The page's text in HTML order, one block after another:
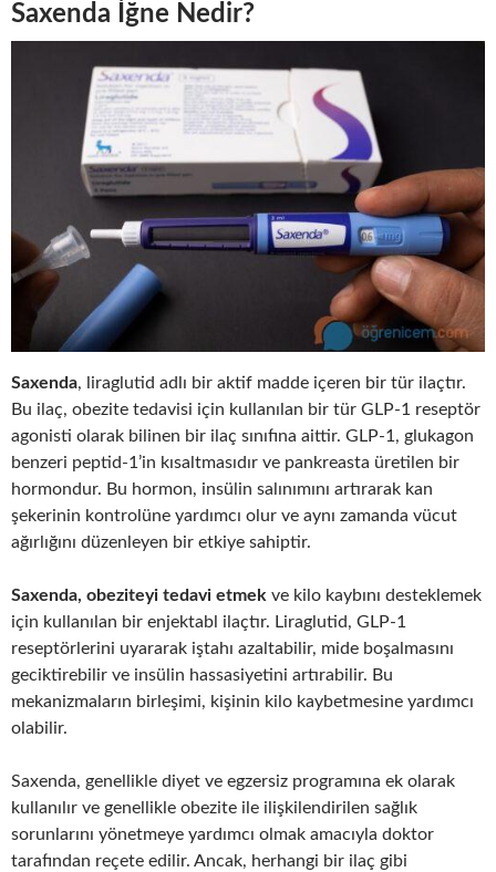
Saxenda İğne Nedir?
Saxenda, liraglutid adlı bir aktif madde içeren bir tür ilaçtır.
Bu ilaç, obezite tedavisi için kullanılan bir tür GLP-1 reseptör
agonisti olarak bilinen bir ilaç sınıfına aittir. GLP-1, glukagon
benzeri peptid-1’in kısaltmasıdır ve pankreasta üretilen bir
hormondur. Bu hormon, insülin salınımını artırarak kan
şekerinin kontrolüne yardımcı olur ve aynı zamanda vücut
ağırlığını düzenleyen bir etkiye sahiptir.
Saxenda, obeziteyi tedavi etmek ve kilo kaybını desteklemek
için kullanılan bir enjektabl ilaçtır. Liraglutid, GLP-1
reseptörlerini uyararak iştahı azaltabilir, mide boşalmasını
geciktirebilir ve insülin hassasiyetini artırabilir. Bu
mekanizmaların birleşimi, kişinin kilo kaybetmesine yardımcı
olabilir.
Saxenda, genellikle diyet ve egzersiz programına ek olarak
kullanılır ve genellikle obezite ile ilişkilendirilen sağlık
sorunlarını yönetmeye yardımcı olmak amacıyla doktor
tarafından reçete edilir. Ancak, herhangi bir ilaç gibi